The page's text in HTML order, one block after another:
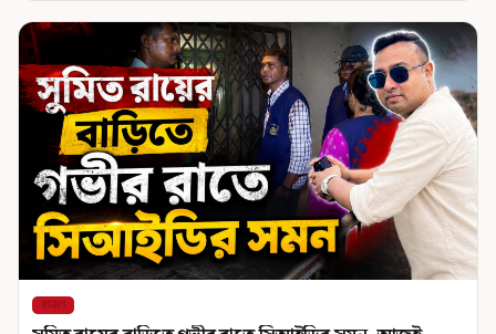
রাজ্য